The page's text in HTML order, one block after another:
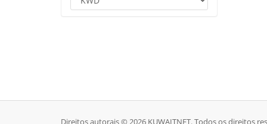
Direitos autorais © 2026 KUWAITNET. Todos os direitos